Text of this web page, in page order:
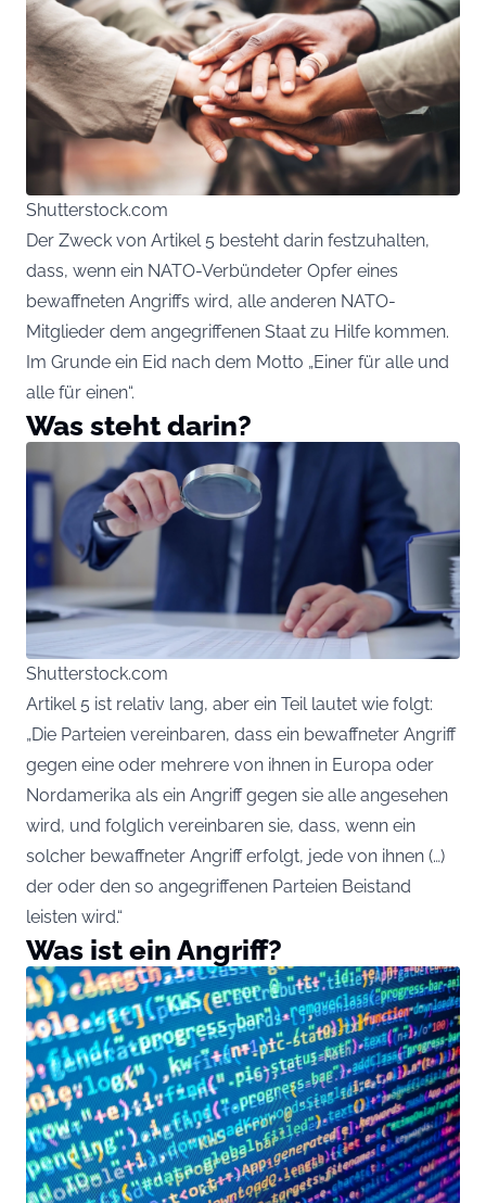
Shutterstock.com
Der Zweck von Artikel 5 besteht darin festzuhalten,
dass, wenn ein NATO-Verbündeter Opfer eines
bewaffneten Angriffs wird, alle anderen NATO-
Mitglieder dem angegriffenen Staat zu Hilfe kommen.
Im Grunde ein Eid nach dem Motto „Einer für alle und
alle für einen“.
Was steht darin?
Shutterstock.com
Artikel 5 ist relativ lang, aber ein Teil lautet wie folgt:
„Die Parteien vereinbaren, dass ein bewaffneter Angriff
gegen eine oder mehrere von ihnen in Europa oder
Nordamerika als ein Angriff gegen sie alle angesehen
wird, und folglich vereinbaren sie, dass, wenn ein
solcher bewaffneter Angriff erfolgt, jede von ihnen (…)
der oder den so angegriffenen Parteien Beistand
leisten wird.“
Was ist ein Angriff?